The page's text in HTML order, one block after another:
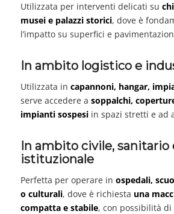
Utilizzata per interventi delicati su
musei e palazzi storici, dove è
l’impatto su superfici e
In ambito logistico e
Utilizzata in capannoni, hangar,
serve accedere a soppalchi,
impianti sospesiin spazi stretti e ad
In ambito civile, sanitario
istituzionale
Perfetta per operare in ospedali,
o culturali, dove è richiesta una
compatta e stabile, con possibilità